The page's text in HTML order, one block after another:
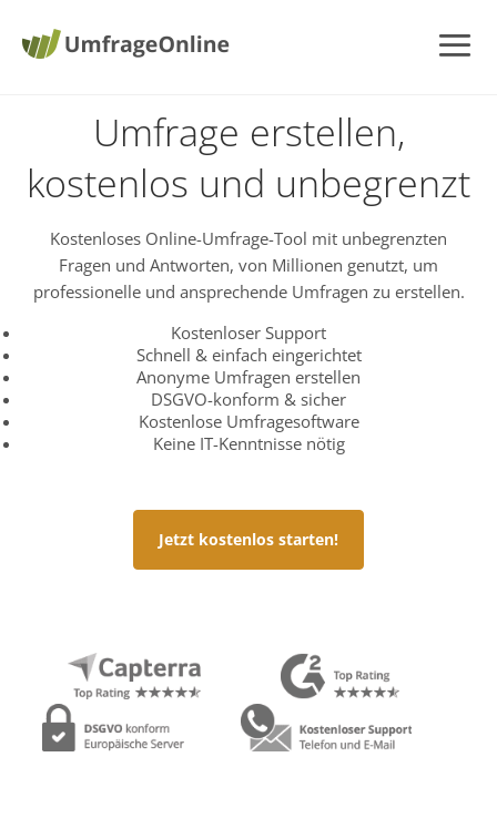
Umfrage erstellen,
kostenlos und unbegrenzt
Kostenloses Online-Umfrage-Tool mit unbegrenzten
Fragen und Antworten, von Millionen genutzt, um
professionelle und ansprechende Umfragen zu erstellen.
Kostenloser Support
Schnell & einfach eingerichtet
Anonyme Umfragen erstellen
DSGVO-konform & sicher
Kostenlose Umfragesoftware
Keine IT-Kenntnisse nötig
Jetzt kostenlos starten!